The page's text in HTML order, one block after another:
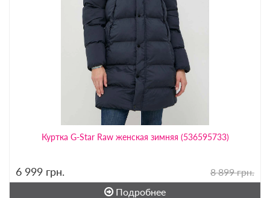
Куртка G-Star Raw женская зимняя (536595733)
6 999 грн.
8 899 грн.
Подробнее